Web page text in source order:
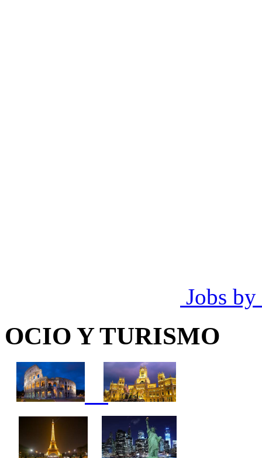
Jobs by
OCIO Y TURISMO